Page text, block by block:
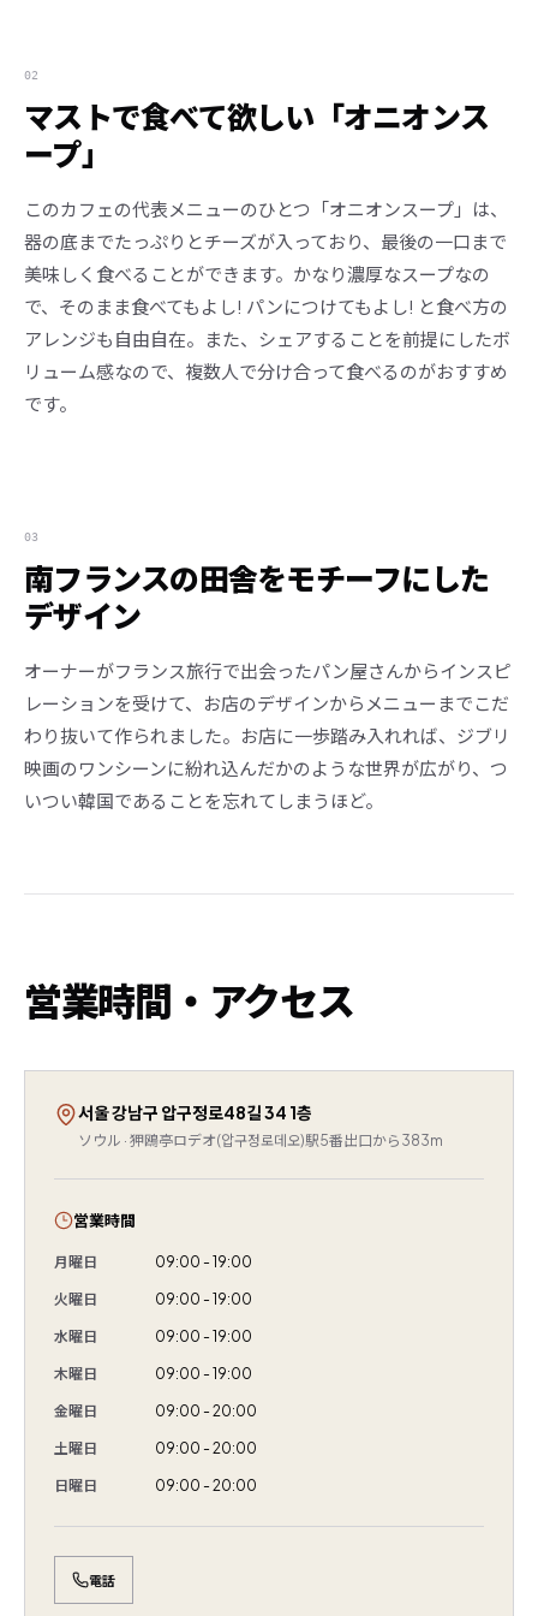
02
マストで食べて欲しい「オニオンス
ープ」
このカフェの代表メニューのひとつ「オニオンスープ」は、
器の底までたっぷりとチーズが入っており、最後の一口まで
美味しく食べることができます。かなり濃厚なスープなの
で、そのまま食べてもよし! パンにつけてもよし! と食べ方の
アレンジも自由自在。また、シェアすることを前提にしたボ
リューム感なので、複数人で分け合って食べるのがおすすめ
です。
03
南フランスの田舎をモチーフにした
デザイン
オーナーがフランス旅行で出会ったパン屋さんからインスピ
レーションを受けて、お店のデザインからメニューまでこだ
わり抜いて作られました。お店に一歩踏み入れれば、ジブリ
映画のワンシーンに紛れ込んだかのような世界が広がり、つ
いつい韓国であることを忘れてしまうほど。
営業時間・アクセス
서울 강남구 압구정로48길 34 1층
ソウル · 狎鴎亭ロデオ(압구정로데오)駅5番出口から383m
営業時間
月曜日 09:00 - 19:00
火曜日 09:00 - 19:00
水曜日 09:00 - 19:00
木曜日 09:00 - 19:00
金曜日 09:00 - 20:00
土曜日 09:00 - 20:00
日曜日 09:00 - 20:00
電話